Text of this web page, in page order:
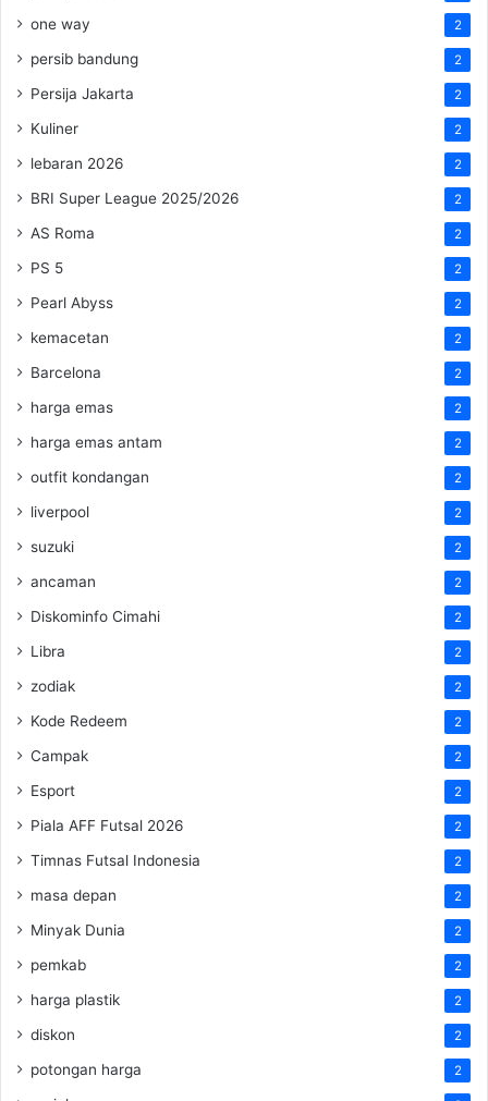
one way 2
persib bandung 2
Persija Jakarta 2
Kuliner 2
lebaran 2026 2
BRI Super League 2025/2026 2
AS Roma 2
PS 5 2
Pearl Abyss 2
kemacetan 2
Barcelona 2
harga emas 2
harga emas antam 2
outfit kondangan 2
liverpool 2
suzuki 2
ancaman 2
Diskominfo Cimahi 2
Libra 2
zodiak 2
Kode Redeem 2
Campak 2
Esport 2
Piala AFF Futsal 2026 2
Timnas Futsal Indonesia 2
masa depan 2
Minyak Dunia 2
pemkab 2
harga plastik 2
diskon 2
potongan harga 2